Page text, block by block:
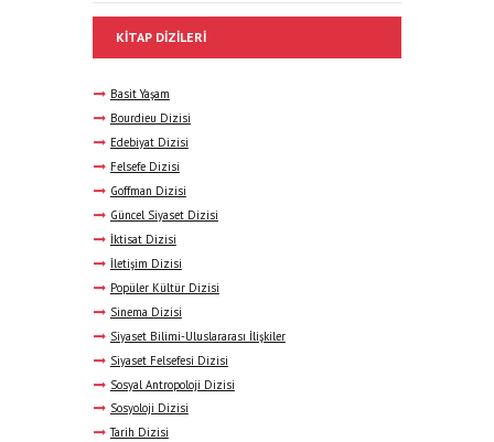
KITAP DIZILERI
Basit Yaşam
Bourdieu Dizisi
Edebiyat Dizisi
Felsefe Dizisi
Goffman Dizisi
Güncel Siyaset Dizisi
İktisat Dizisi
İletişim Dizisi
Popüler Kültür Dizisi
Sinema Dizisi
Siyaset Bilimi-Uluslararası İlişkiler
Siyaset Felsefesi Dizisi
Sosyal Antropoloji Dizisi
Sosyoloji Dizisi
Tarih Dizisi